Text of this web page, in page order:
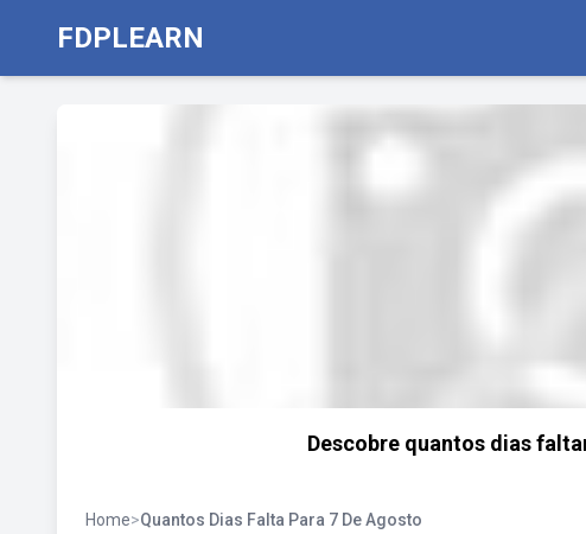
FDPLEARN
Descobre quantos dias
Home>Quantos Dias Falta Para 7 De Agosto